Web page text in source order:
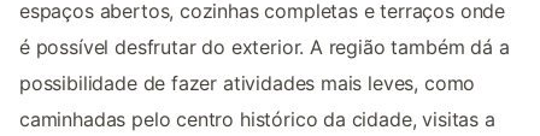
espaços abertos, cozinhas completas e terraços onde
é possível desfrutar do exterior. A região também dá a
possibilidade de fazer atividades mais leves, como
caminhadas pelo centro histórico da cidade, visitas a